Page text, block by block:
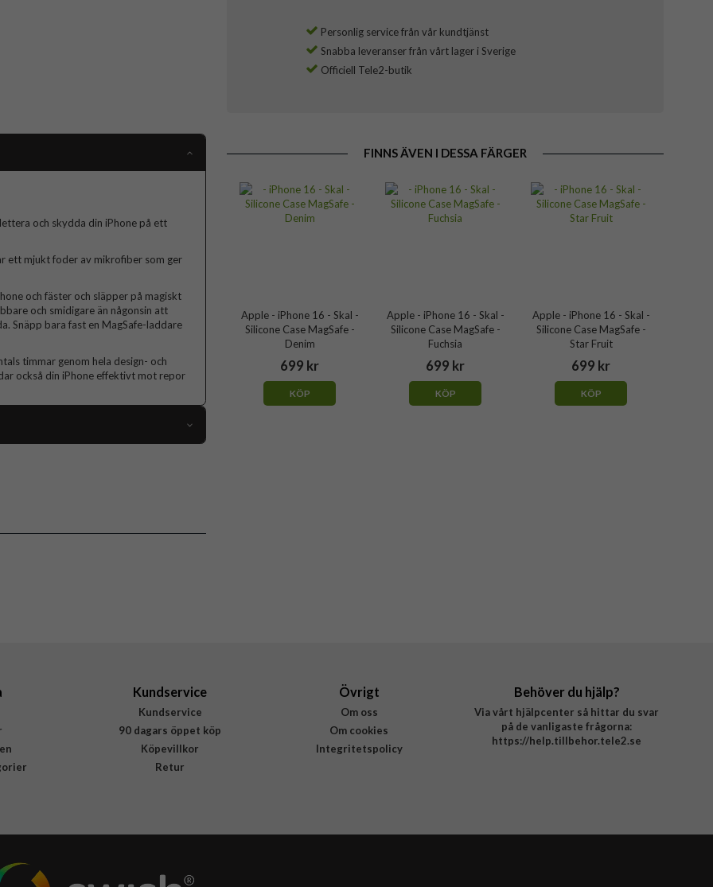
Personlig service från vår kundtjänst
Snabba leveranser från vårt lager i Sverige
Officiell Tele2-butik
FINNS ÄVEN I DESSA FÄRGER
Apple - iPhone 16 - Skal -
Silicone Case MagSafe -
Denim
699 kr
KÖP
Apple - iPhone 16 - Skal -
Silicone Case MagSafe -
Fuchsia
699 kr
KÖP
Apple - iPhone 16 - Skal -
Silicone Case MagSafe -
Star Fruit
699 kr
KÖP
och skydda din iPhone på ett
ett mjukt foder av mikrofiber som ger
och fäster och släpper på magiskt
och smidigare än någonsin att
Snäpp bara fast en MagSafe-laddare
timmar genom hela design- och
också din iPhone effektivt mot repor
MagSafe-kompatibel
Kundservice
Kundservice
90 dagars öppet köp
Köpevillkor
Retur
Övrigt
Om oss
Om cookies
Integritetspolicy
Behöver du hjälp?
Via vårt hjälpcenter så hittar du svar
på de vanligaste frågorna:
https://help.tillbehor.tele2.se